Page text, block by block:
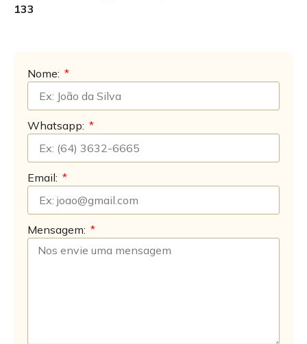
133
Nome:
Whatsapp:
Email:
Mensagem: